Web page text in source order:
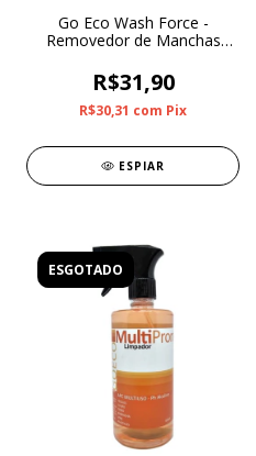
Go Eco Wash Force -
Removedor de Manchas
R$31,90
R$30,31 com Pix
ESPIAR
ESGOTADO